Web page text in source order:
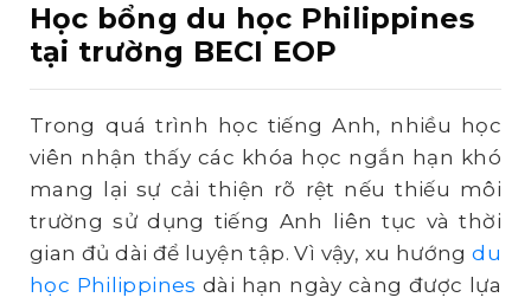
Học bổng du học Philippines
tại trường BECI EOP
Trong quá trình học tiếng Anh, nhiều học
viên nhận thấy các khóa học ngắn hạn khó
mang lại sự cải thiện rõ rệt nếu thiếu môi
trường sử dụng tiếng Anh liên tục và thời
gian đủ dài để luyện tập. Vì vậy, xu hướngdu
học Philippines dài hạn ngày càng được lựa